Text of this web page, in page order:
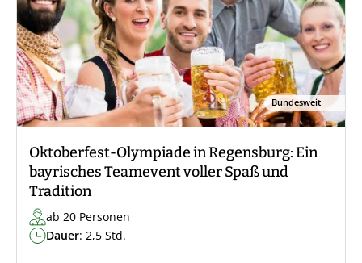
Bundesweit
Oktoberfest-Olympiade in Regensburg: Ein
bayrisches Teamevent voller Spaß und
Tradition
ab 20 Personen
Dauer: 2,5 Std.